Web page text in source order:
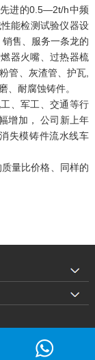
进的0.5—2t/h中频
能检测试验仪器设
售、服务一条龙的
器火嘴、过热器梳
管、灰渣管、护瓦,
、耐腐蚀铸件。
、军工、交通等行
增加， 公司新上年
失模铸件流水线车
量比价格、同样的